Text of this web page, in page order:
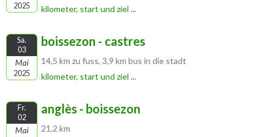
2025
kilometer, start und ziel ...
Sa.
03
Mai
2025
boissezon - castres
14,5 km zu fuss, 3,9 km bus in die stadt
kilometer, start und ziel ...
Fr.
02
Mai
anglès - boissezon
21,2 km